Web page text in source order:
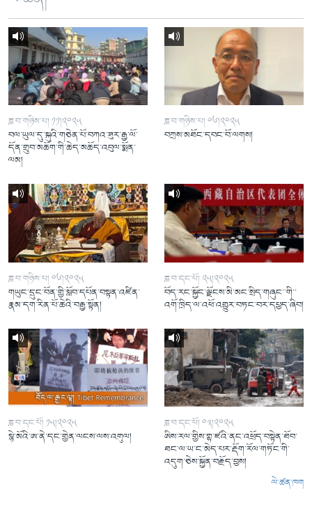
ཟླ་བ་གཉིས་པ། ༡༡།༢༠༢༥
བལ་ཡུལ་དུ་སྐུའི་གཅེན་པོ་བཀའ་ཟུར་རྒྱ་ལོ་
དོན་གྲུབ་མཆོག་གི་ཆེད་མཆོད་འབུལ་སྨོན་
ལམ།
ཟླ་བ་གཉིས་པ། ༠༦།༢༠༢༥
བཀྲས་མཐོང་དབང་བོ་ལགས།
ཟླ་བ་གཉིས་པ། ༠༦།༢༠༢༥
གཡུང་དྲུང་བོན་གྱི་སློབ་དཔོན་བསྟན་འཛིན་
རྣམ་དག་རིན་པོ་ཆེའི་བརྒྱ་སྟོན།
ཟླ་བ་དང་པོ། ༢༥།༢༠༢༥
བོད་རང་སྐྱོང་ལྗོངས་མི་མང་སྲིད་གཞུང་་གི་་
འགོ་ཁྲིད་ལ་འཕོ་འགྱུར་བཏང་བར་དཔྱད་ཞིབ།
ཟླ་བ་དང་པོ། ༡༥།༢༠༢༥
སྙེ་མོའི་ཨ་ནེ་དང་གྱེན་ལངས་ལས་འགུལ།
ཟླ་བ་དང་པོ། ༠༣།༢༠༢༥
ཨིས་རལ་གྱིས་གྷ་ཛའི་ནང་འཕྲོད་བསྟེན་ཐོབ་
ཐང་ལ་ཡ་ང་མེད་པར་རྡོག་རོལ་གཏོང་གི་
འདུག་ཅེས་སྐྱོན་བརྗོད་བྱས།
ལེ་ཚན་ཁག